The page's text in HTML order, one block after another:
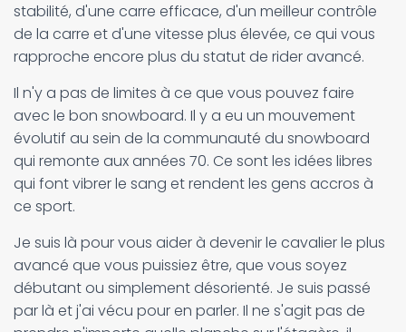
stabilité, d'une carre efficace, d'un meilleur contrôle
de la carre et d'une vitesse plus élevée, ce qui vous
rapproche encore plus du statut de rider avancé.
Il n'y a pas de limites à ce que vous pouvez faire
avec le bon snowboard. Il y a eu un mouvement
évolutif au sein de la communauté du snowboard
qui remonte aux années 70. Ce sont les idées libres
qui font vibrer le sang et rendent les gens accros à
ce sport.
Je suis là pour vous aider à devenir le cavalier le plus
avancé que vous puissiez être, que vous soyez
débutant ou simplement désorienté. Je suis passé
par là et j'ai vécu pour en parler. Il ne s'agit pas de